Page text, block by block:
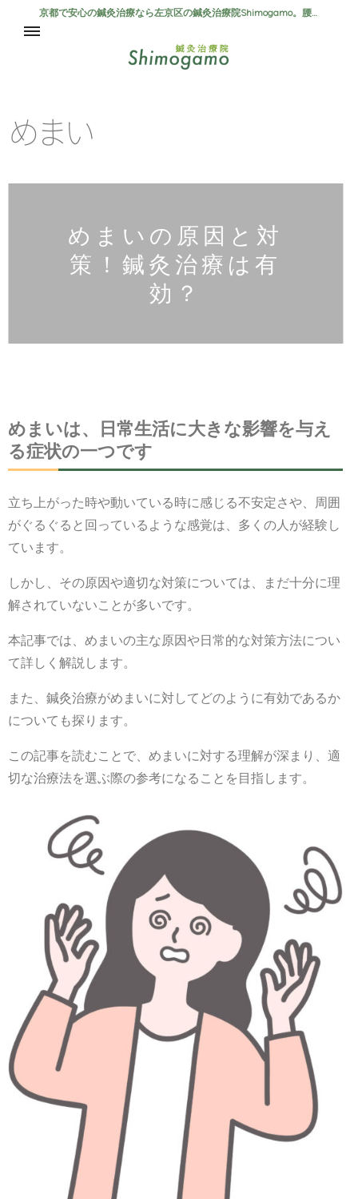
京都で安心の鍼灸治療なら左京区の鍼灸治療院Shimogamo。腰痛、自律神経失調症、肩こり、首こりの方は是非当院まで。
予約・問合せ
めまい
めまいの原因と対
策！鍼灸治療は有
効？
めまいは、日常生活に大きな影響を与え
る症状の一つです
立ち上がった時や動いている時に感じる不安定さや、周囲
がぐるぐると回っているような感覚は、多くの人が経験し
ています。
しかし、その原因や適切な対策については、まだ十分に理
解されていないことが多いです。
本記事では、めまいの主な原因や日常的な対策方法につい
て詳しく解説します。
また、鍼灸治療がめまいに対してどのように有効であるか
についても探ります。
この記事を読むことで、めまいに対する理解が深まり、適
切な治療法を選ぶ際の参考になることを目指します。